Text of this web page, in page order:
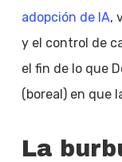
adopción de IA,
y el control de
el fin de lo que
(boreal) en que
La